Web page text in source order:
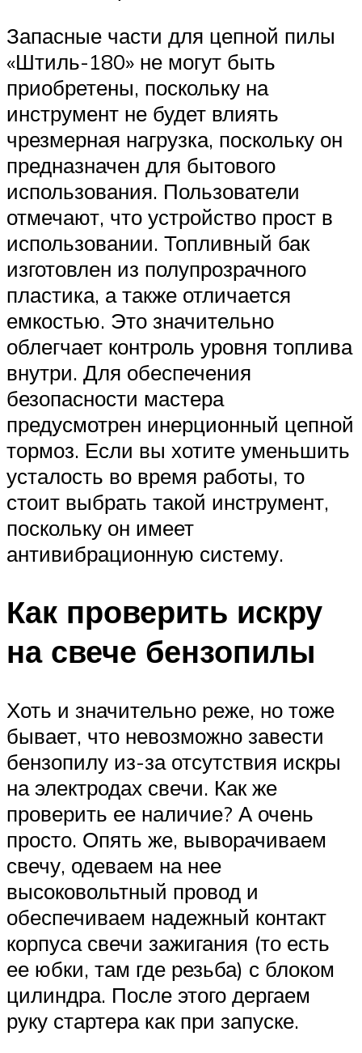
Запасные части для цепной пилы
«Штиль-180» не могут быть
приобретены, поскольку на
инструмент не будет влиять
чрезмерная нагрузка, поскольку он
предназначен для бытового
использования. Пользователи
отмечают, что устройство прост в
использовании. Топливный бак
изготовлен из полупрозрачного
пластика, а также отличается
емкостью. Это значительно
облегчает контроль уровня топлива
внутри. Для обеспечения
безопасности мастера
предусмотрен инерционный цепной
тормоз. Если вы хотите уменьшить
усталость во время работы, то
стоит выбрать такой инструмент,
поскольку он имеет
антивибрационную систему.
Как проверить искру
на свече бензопилы
Хоть и значительно реже, но тоже
бывает, что невозможно завести
бензопилу из-за отсутствия искры
на электродах свечи. Как же
проверить ее наличие? А очень
просто. Опять же, выворачиваем
свечу, одеваем на нее
высоковольтный провод и
обеспечиваем надежный контакт
корпуса свечи зажигания (то есть
ее юбки, там где резьба) с блоком
цилиндра. После этого дергаем
руку стартера как при запуске.